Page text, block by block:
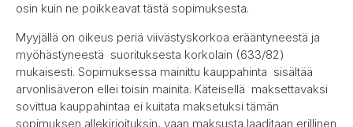
osin kuin ne poikkeavat tästä sopimuksesta.
Myyjällä on oikeus periä viivästyskorkoa erääntyneestä ja
myöhästyneestä suorituksesta korkolain (633/82)
mukaisesti. Sopimuksessa mainittu kauppahinta sisältää
arvonlisäveron ellei toisin mainita. Käteisellä maksettavaksi
sovittua kauppahintaa ei kuitata maksetuksi tämän
sopimuksen allekirjoituksin, vaan maksusta laaditaan erillinen